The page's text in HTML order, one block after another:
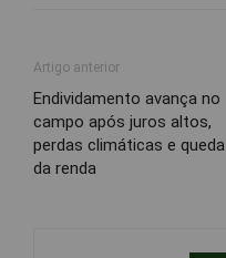
Artigo anterior
Endividamento avança no
campo após juros altos,
perdas climáticas e queda
da renda